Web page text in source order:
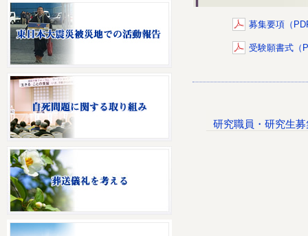
募集要項（
受験願書式（
研究職員・研究生募